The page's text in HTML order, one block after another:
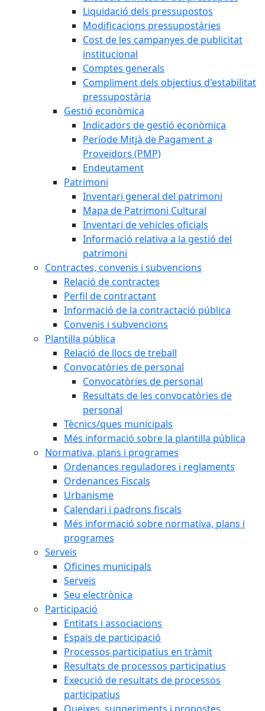
Liquidació dels pressupostos
Modificacions pressupostàries
Cost de les campanyes de publicitat
institucional
Comptes generals
Compliment dels objectius d'estabilitat
pressupostària
Gestió econòmica
Indicadors de gestió econòmica
Període Mitjà de Pagament a
Proveïdors (PMP)
Endeutament
Patrimoni
Inventari general del patrimoni
Mapa de Patrimoni Cultural
Inventari de vehicles oficials
Informació relativa a la gestió del
patrimoni
Contractes, convenis i subvencions
Relació de contractes
Perfil de contractant
Informació de la contractació pública
Convenis i subvencions
Plantilla pública
Relació de llocs de treball
Convocatòries de personal
Convocatòries de personal
Resultats de les convocatòries de
personal
Tècnics/ques municipals
Més informació sobre la plantilla pública
Normativa, plans i programes
Ordenances reguladores i reglaments
Ordenances Fiscals
Urbanisme
Calendari i padrons fiscals
Més informació sobre normativa, plans i
programes
Serveis
Oficines municipals
Serveis
Seu electrònica
Participació
Entitats i associacions
Espais de participació
Processos participatius en tràmit
Resultats de processos participatius
Execució de resultats de processos
participatius